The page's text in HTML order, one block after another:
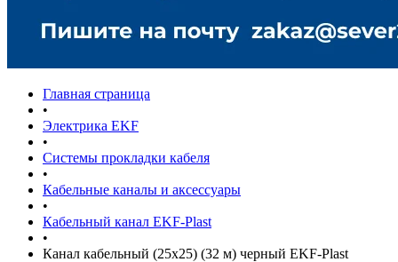
Главная страница
•
Электрика EKF
•
Системы прокладки кабеля
•
Кабельные каналы и аксессуары
•
Кабельный канал EKF-Plast
•
Канал кабельный (25х25) (32 м) черный EKF-Plast